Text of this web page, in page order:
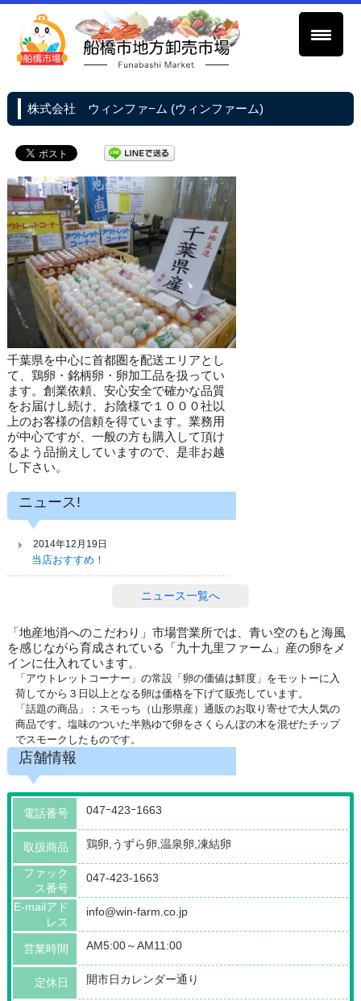
株式会社 ウィンファ−ム (ウィンファーム)
千葉県を中心に首都圏を配送エリアとし
て、鶏卵・銘柄卵・卵加工品を扱ってい
ます。創業依頼、安心安全で確かな品質
をお届けし続け、お陰様で１０００社以
上のお客様の信頼を得ています。業務用
が中心ですが、一般の方も購入して頂け
るよう品揃えしていますので、是非お越
し下さい。
ニュース!
2014年12月19日
当店おすすめ！
ニュース一覧へ
「地産地消へのこだわり」市場営業所では、青い空のもと海風
を感じながら育成されている「九十九里ファーム」産の卵をメ
インに仕入れています。
「アウトレットコーナー」の常設「卵の価値は鮮度」をモットーに入
荷してから３日以上となる卵は価格を下げて販売しています。
「話題の商品」：スモっち（山形県産）通販のお取り寄せで大人気の
商品です。塩味のついた半熟ゆで卵をさくらんぼの木を混ぜたチップ
でスモークしたものです。
店舗情報
電話番号 047ｰ423ｰ1663
取扱商品 鶏卵,うずら卵,温泉卵,凍結卵
ファック
ス番号
047-423-1663
E-mailアド
レス
info@win-farm.co.jp
営業時間 AM5:00～AM11:00
定休日 開市日カレンダー通り